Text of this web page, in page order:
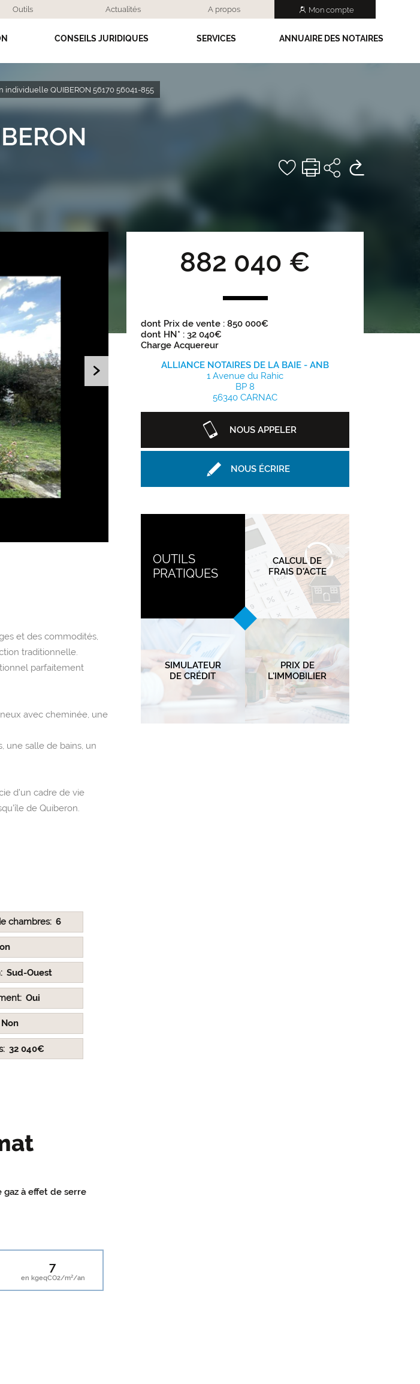
Outils Actualités A propos Mon compte
CONSEILS JURIDIQUES SERVICES ANNUAIRE DES NOTAIRES
individuelle QUIBERON 56170 56041-855
et des commodités,
traditionnelle.
parfaitement
avec cheminée, une
une salle de bains, un
d’un cadre de vie
de Quiberon.
chambres 6
Sud-Ouest
Oui
Non
32 040€
gaz à effet de serre
7
en kgeqCO2/m²/an
882 040 €
dont Prix de vente : 850 000€
dont HN* : 32 040€
Charge Acquereur
ALLIANCE NOTAIRES DE LA BAIE - ANB
1 Avenue du Rahic
BP 8
56340 CARNAC
NOUS APPELER
NOUS ÉCRIRE
OUTILS
PRATIQUES
CALCUL DE
FRAIS D'ACTE
SIMULATEUR
DE CRÉDIT
PRIX DE
L'IMMOBILIER